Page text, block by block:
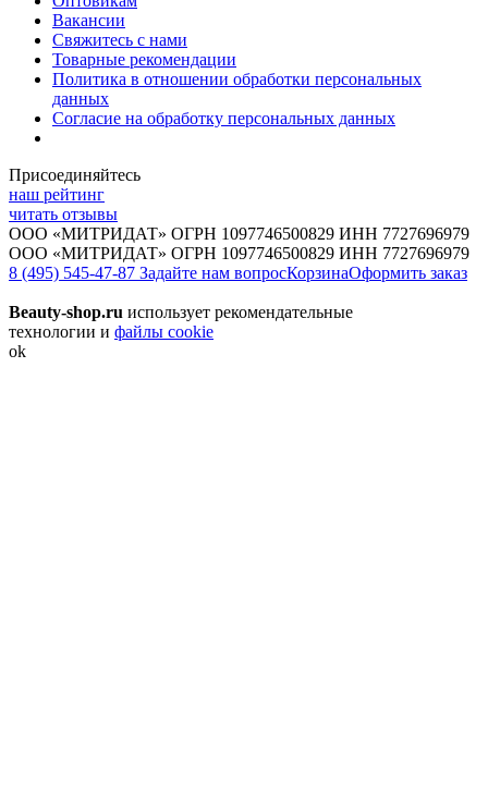
Вакансии
Свяжитесь с нами
Товарные рекомендации
Политика в отношении обработки персональных
данных
Согласие на обработку персональных данных
Присоединяйтесь
наш рейтинг
читать отзывы
ООО «МИТРИДАТ» ОГРН 1097746500829 ИНН 7727696979
ООО «МИТРИДАТ» ОГРН 1097746500829 ИНН 7727696979
8 (495) 545-47-87 Задайте нам вопросКорзинаОформить заказ
Beauty-shop.ru использует рекомендательные
технологии и файлы cookie
ok